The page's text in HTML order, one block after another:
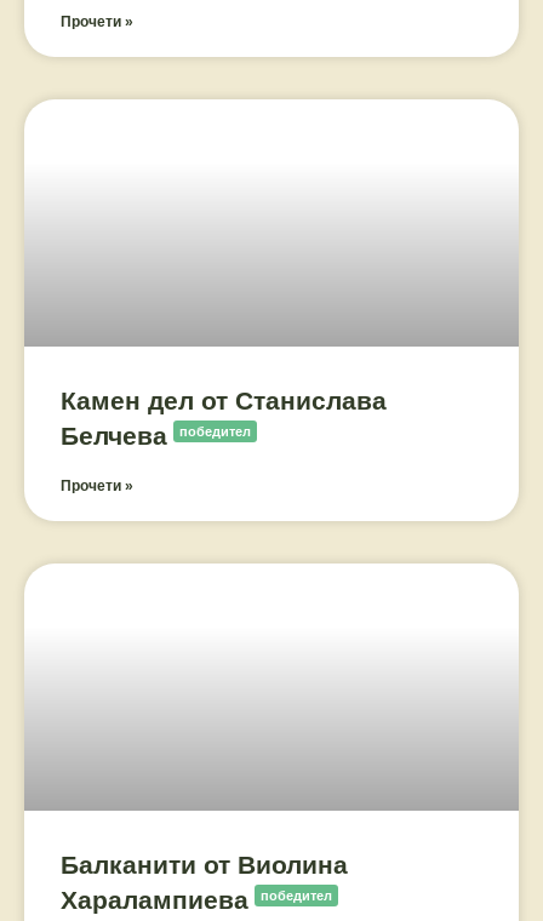
Прочети »
Камен дел от Станислава
Белчева
победител
Прочети »
Балканити от Виолина
Харалампиева
победител